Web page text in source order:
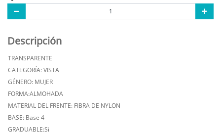
Descripción
TRANSPARENTE
CATEGORÍA: VISTA
GÉNERO: MUJER
FORMA:ALMOHADA
MATERIAL DEL FRENTE: FIBRA DE NYLON
BASE: Base 4
GRADUABLE:Si